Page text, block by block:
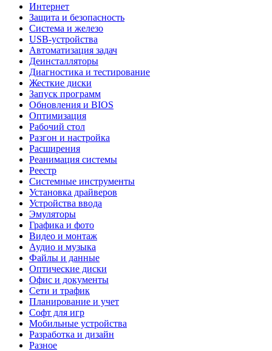
Интернет
Защита и безопасность
Система и железо
USB-устройства
Автоматизация задач
Деинсталляторы
Диагностика и тестирование
Жесткие диски
Запуск программ
Обновления и BIOS
Оптимизация
Рабочий стол
Разгон и настройка
Расширения
Реанимация системы
Реестр
Системные инструменты
Установка драйверов
Устройства ввода
Эмуляторы
Графика и фото
Видео и монтаж
Аудио и музыка
Файлы и данные
Оптические диски
Офис и документы
Сети и трафик
Планирование и учет
Софт для игр
Мобильные устройства
Разработка и дизайн
Разное